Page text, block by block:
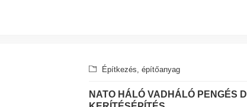
Építkezés, építőanyag
NATO HÁLÓ VADHÁLÓ PENGÉS